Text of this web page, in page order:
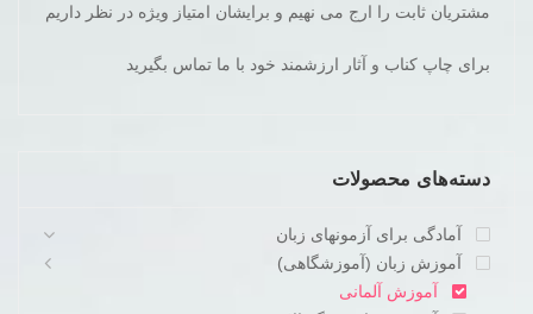
مشتریان ثابت را ارج می نهیم و برایشان امتیاز ویژه در نظر داریم
برای چاپ کناب و آثار ارزشمند خود با ما تماس بگیرید
دسته‌های محصولات
آمادگی برای آزمونهای زبان
آموزش زبان (آموزشگاهی)
آموزش آلمانی